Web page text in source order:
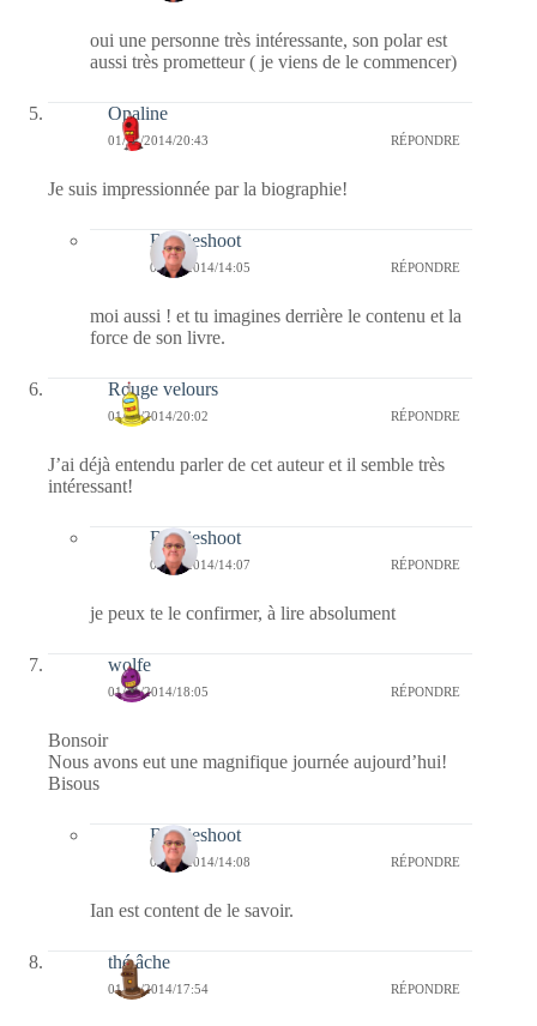
oui une personne très intéressante, son polar est
aussi très prometteur ( je viens de le commencer)
Opaline
01/11/2014/20:43 RÉPONDRE
Je suis impressionnée par la biographie!
Bernieshoot
02/11/2014/14:05 RÉPONDRE
moi aussi ! et tu imagines derrière le contenu et la
force de son livre.
Rouge velours
01/11/2014/20:02 RÉPONDRE
J’ai déjà entendu parler de cet auteur et il semble très
intéressant!
Bernieshoot
02/11/2014/14:07 RÉPONDRE
je peux te le confirmer, à lire absolument
wolfe
01/11/2014/18:05 RÉPONDRE
Bonsoir
Nous avons eut une magnifique journée aujourd’hui!
Bisous
Bernieshoot
02/11/2014/14:08 RÉPONDRE
Ian est content de le savoir.
thé âche
01/11/2014/17:54 RÉPONDRE